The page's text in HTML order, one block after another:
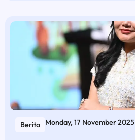
Berita Monday, 17 November 2025